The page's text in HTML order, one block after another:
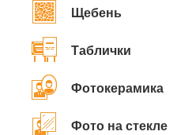
Щебень
Таблички
Фотокерамика
Фото на стекле